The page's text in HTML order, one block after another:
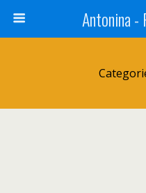
Antonina -